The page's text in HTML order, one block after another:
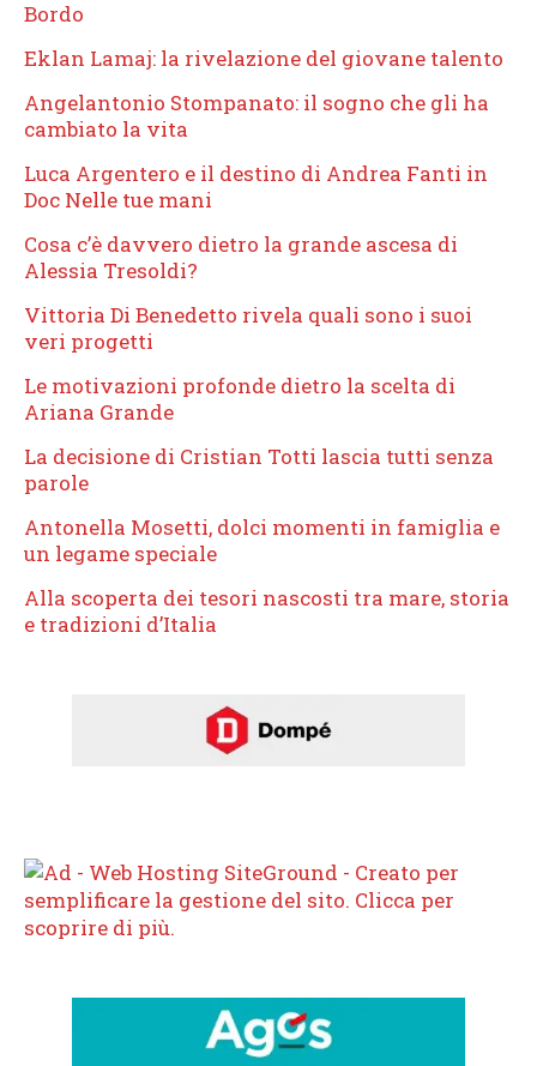
Bordo
Eklan Lamaj: la rivelazione del giovane talento
Angelantonio Stompanato: il sogno che gli ha
cambiato la vita
Luca Argentero e il destino di Andrea Fanti in
Doc Nelle tue mani
Cosa c’è davvero dietro la grande ascesa di
Alessia Tresoldi?
Vittoria Di Benedetto rivela quali sono i suoi
veri progetti
Le motivazioni profonde dietro la scelta di
Ariana Grande
La decisione di Cristian Totti lascia tutti senza
parole
Antonella Mosetti, dolci momenti in famiglia e
un legame speciale
Alla scoperta dei tesori nascosti tra mare, storia
e tradizioni d’Italia